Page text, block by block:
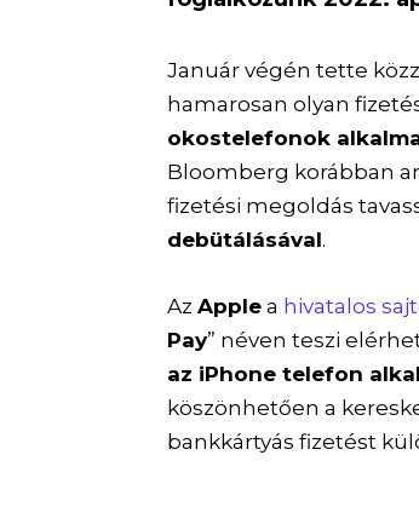
Január végén tette
hamarosan olyan
okostelefonok
Bloomberg korábban
fizetési megoldás
debütálásával.
AzApple a hivatalos
Pay” néven teszi
az iPhone telefon
köszönhetően a
bankkártyás fizetést